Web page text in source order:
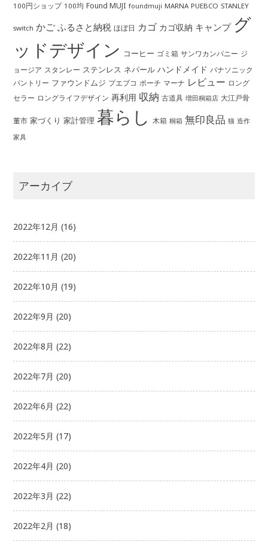
100円ショップ 100均 Found MUJI foundmuji MARNA PUEBCO STANLEY
switch かご ふるさと納税 ほぼ日 カゴ カゴ収納 キャンプ グ
ッドデザイン コーヒー ゴミ箱 サンワカンパニー ジ
ョージア スタンレー ステンレス ネパール ハンドメイド パナソニック
パントリー ファウンドムジ プエブコ ポーチ マーナ レビュー ロング
セラー ロングライフデザイン 再利用 収納 古道具 増田桐箱店 大江戸骨
董市 家づくり 家計管理 暮らし 木箱 桐箱 無印良品 猫 造作
家具
アーカイブ
2022年12月 (16)
2022年11月 (20)
2022年10月 (19)
2022年9月 (20)
2022年8月 (22)
2022年7月 (20)
2022年6月 (22)
2022年5月 (17)
2022年4月 (20)
2022年3月 (22)
2022年2月 (18)